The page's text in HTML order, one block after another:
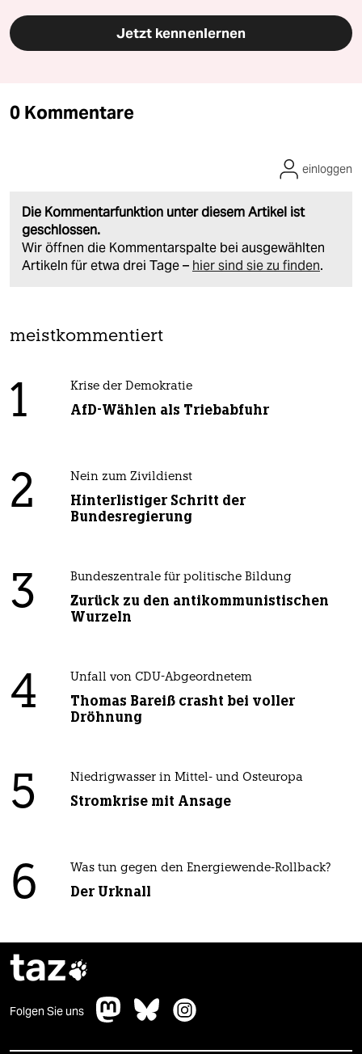
Jetzt kennenlernen
0 Kommentare
Die Kommentarfunktion unter diesem Artikel ist
geschlossen.
Wir öffnen die Kommentarspalte bei ausgewählten
Artikeln für etwa drei Tage – hier sind sie zu finden.
einloggen
meistkommentiert
1 Krise der Demokratie
AfD-Wählen als Triebabfuhr
2 Nein zum Zivildienst
Hinterlistiger Schritt der
Bundesregierung
3 Bundeszentrale für politische Bildung
Zurück zu den antikommunistischen
Wurzeln
4 Unfall von CDU-Abgeordnetem
Thomas Bareiß crasht bei voller
Dröhnung
5 Niedrigwasser in Mittel- und Osteuropa
Stromkrise mit Ansage
6 Was tun gegen den Energiewende-Rollback?
Der Urknall
taz
Folgen Sie uns